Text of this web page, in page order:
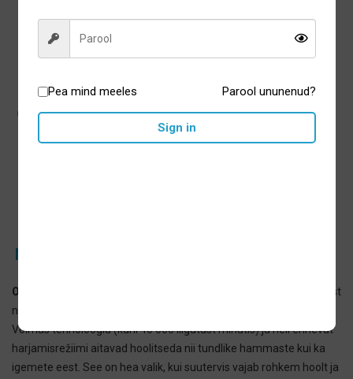
Ordo Sonic Edge elektriline
Millist mudelit eelistada?
Ordo Sonic+
on sobiv neile, kes soovivad maksimaalset puhastust
ning vajavad leevendust erinevatele suutervise probleemidele.
Võimas tehnoloogia (kuni 40 000 liigutust minutis) ja neli erinevat
harjamisrežiimi aitavad hoolitseda nii tundlike hammaste kui ka
igemete eest. See on hea valik, kui suutervis vajab rohkem hoolt ja
Pea mind meeles Parool ununenud?
Sign in